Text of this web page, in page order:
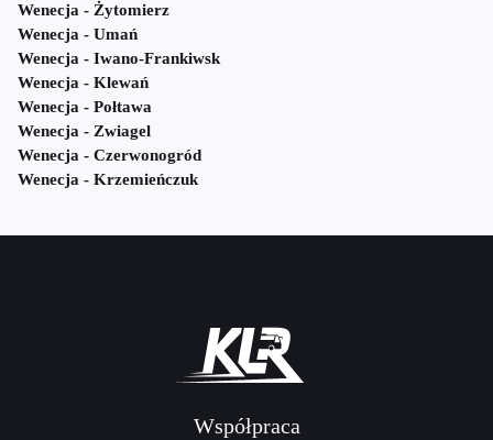
Wenecja - Żytomierz
Wenecja - Umań
Wenecja - Iwano-Frankiwsk
Wenecja - Klewań
Wenecja - Połtawa
Wenecja - Zwiagel
Wenecja - Czerwonogród
Wenecja - Krzemieńczuk
Współpraca